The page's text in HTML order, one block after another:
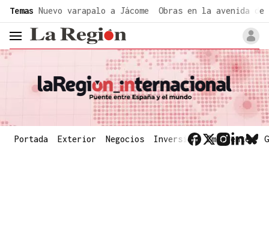
Temas Nuevo varapalo a Jácome Obras en la avenida de
header.menu.open
Portada Exterior Negocios Inversión Emergentes